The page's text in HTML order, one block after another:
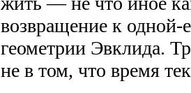
возвращение к
геометрии Эвклида.
не в том, что время